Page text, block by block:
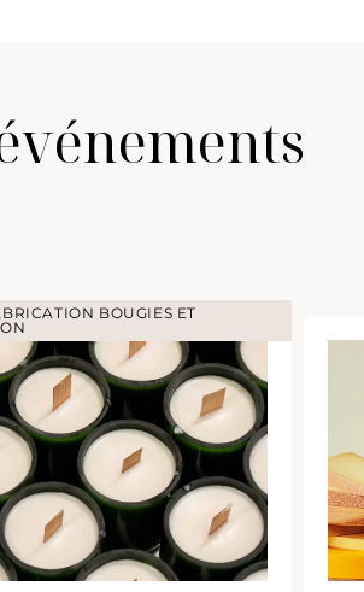
BOUGIES ET